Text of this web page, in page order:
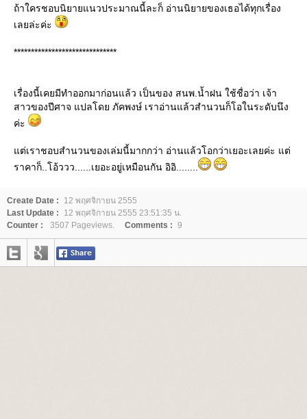
ถ้าใครชอบนิยายแนวประมาณนี้ละก็ อ่านนิยายของเธอได้ทุกเรื่อง
เลยล่ะค่ะ
******************************
เรื่องนี้เคยมีทำออกมาก่อนแล้ว เป็นของ สนพ.น้ำฝน ใช้ชื่อว่า เจ้า
สาวของปีศาจ แปลโดย ภัคพงษ์ เราอ่านแล้วสำนวนก็โอในระดับนึง
ค่ะ
ต่เราชอบสำนวนของเล่มนี้มากกว่า อ่านแล้วโอกว่าเยอะเลยค่ะ แต่
ราคาก็..โอ้ววว......เยอะอยู่เหมือนกัน อิอิ........
Create Date :
12 พฤศจิกายน 2555
Last Update :
12 พฤศจิกายน 2555 23:51:35 น.
Counter :
3507 Pageviews. Comments : 9